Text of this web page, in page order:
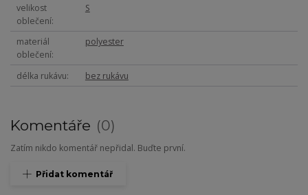
velikost
oblečení
S
materiál
oblečení
polyester
délka rukávu bez rukávu
Komentáře 0
Zatím nikdo komentář nepřidal. Buďte první.
Přidat komentář